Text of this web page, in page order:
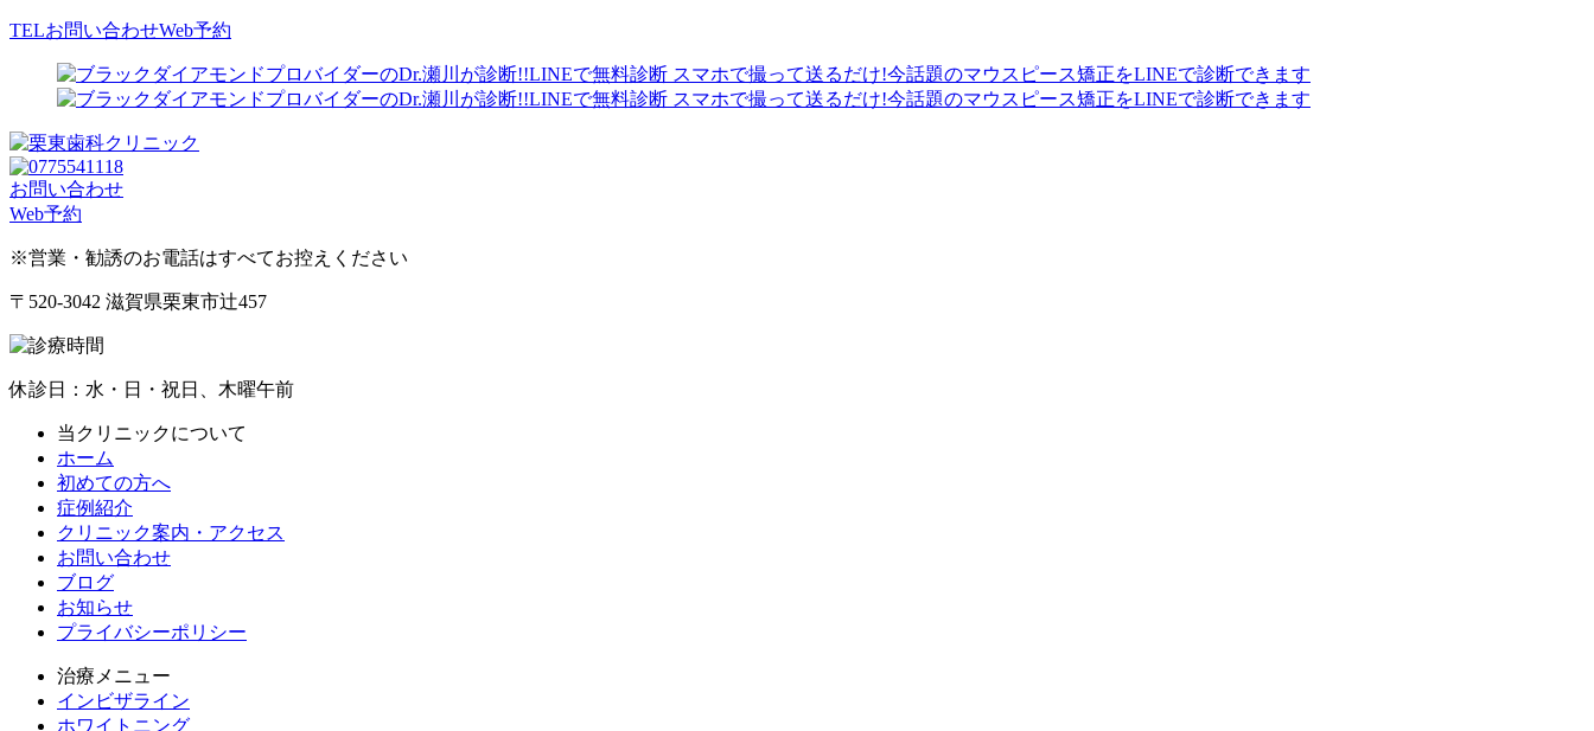
TELお問い合わせWeb予約
お問い合わせ
Web予約
※営業・勧誘のお電話はすべてお控えください
〒520-3042 滋賀県栗東市辻457
休診日：水・日・祝日、木曜午前
当クリニックについて
ホーム
初めての方へ
症例紹介
クリニック案内・アクセス
お問い合わせ
ブログ
お知らせ
プライバシーポリシー
治療メニュー
インビザライン
ホワイトニング